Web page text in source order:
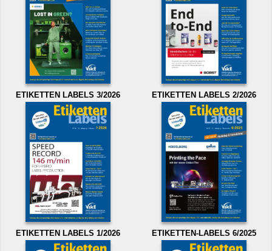
ETIKETTEN LABELS 3/2026 ETIKETTEN LABELS 2/2026
ETIKETTEN LABELS 1/2026 ETIKETTEN-LABELS 6/2025